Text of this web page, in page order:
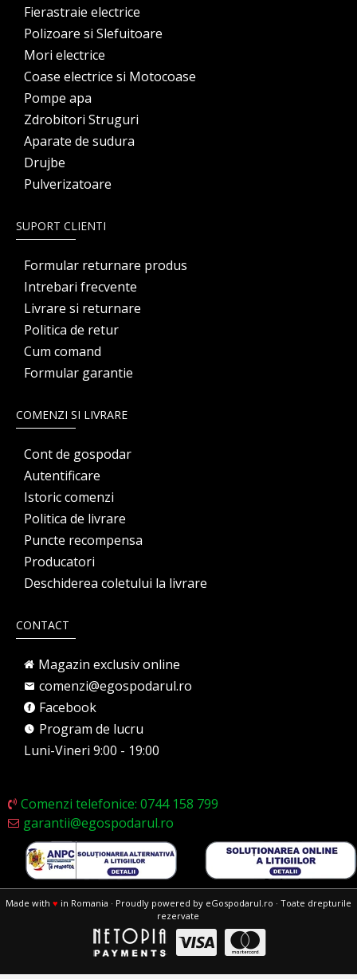
Fierastraie electrice
Polizoare si Slefuitoare
Mori electrice
Coase electrice si Motocoase
Pompe apa
Zdrobitori Struguri
Aparate de sudura
Drujbe
Pulverizatoare
SUPORT CLIENTI
Formular returnare produs
Intrebari frecvente
Livrare si returnare
Politica de retur
Cum comand
Formular garantie
COMENZI SI LIVRARE
Cont de gospodar
Autentificare
Istoric comenzi
Politica de livrare
Puncte recompensa
Producatori
Deschiderea coletului la livrare
CONTACT
Magazin exclusiv online
comenzi@egospodarul.ro
Facebook
Program de lucru
Luni-Vineri 9:00 - 19:00
Comenzi telefonice: 0744 158 799
garantii@egospodarul.ro
Made with ♥ in Romania · Proudly powered by eGospodarul.ro · Toate drepturile
rezervate